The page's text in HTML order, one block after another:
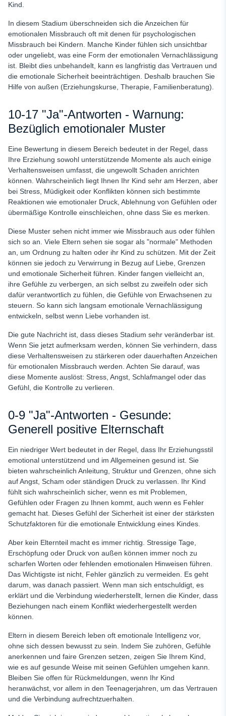
Kind.
In diesem Stadium überschneiden sich die Anzeichen für
emotionalen Missbrauch oft mit denen für psychologischen
Missbrauch bei Kindern. Manche Kinder fühlen sich unsichtbar
oder ungeliebt, was eine Form der emotionalen Vernachlässigung
ist. Bleibt dies unbehandelt, kann es langfristig das Vertrauen und
die emotionale Sicherheit beeinträchtigen. Deshalb brauchen Sie
Hilfe von außen (Erziehungskurse, Therapie, Familienberatung).
10-17 "Ja"-Antworten - Warnung:
Bezüglich emotionaler Muster
Eine Bewertung in diesem Bereich bedeutet in der Regel, dass
Ihre Erziehung sowohl unterstützende Momente als auch einige
Verhaltensweisen umfasst, die ungewollt Schaden anrichten
können. Wahrscheinlich liegt Ihnen Ihr Kind sehr am Herzen, aber
bei Stress, Müdigkeit oder Konflikten können sich bestimmte
Reaktionen wie emotionaler Druck, Ablehnung von Gefühlen oder
übermäßige Kontrolle einschleichen, ohne dass Sie es merken.
Diese Muster sehen nicht immer wie Missbrauch aus oder fühlen
sich so an. Viele Eltern sehen sie sogar als "normale" Methoden
an, um Ordnung zu halten oder ihr Kind zu schützen. Mit der Zeit
können sie jedoch zu Verwirrung in Bezug auf Liebe, Grenzen
und emotionale Sicherheit führen. Kinder fangen vielleicht an,
ihre Gefühle zu verbergen, an sich selbst zu zweifeln oder sich
dafür verantwortlich zu fühlen, die Gefühle von Erwachsenen zu
steuern. So kann sich langsam emotionale Vernachlässigung
entwickeln, selbst wenn Liebe vorhanden ist.
Die gute Nachricht ist, dass dieses Stadium sehr veränderbar ist.
Wenn Sie jetzt aufmerksam werden, können Sie verhindern, dass
diese Verhaltensweisen zu stärkeren oder dauerhaften Anzeichen
für emotionalen Missbrauch werden. Achten Sie darauf, was
diese Momente auslöst: Stress, Angst, Schlafmangel oder das
Gefühl, die Kontrolle zu verlieren.
0-9 "Ja"-Antworten - Gesunde:
Generell positive Elternschaft
Ein niedriger Wert bedeutet in der Regel, dass Ihr Erziehungsstil
emotional unterstützend und im Allgemeinen gesund ist. Sie
bieten wahrscheinlich Anleitung, Struktur und Grenzen, ohne sich
auf Angst, Scham oder ständigen Druck zu verlassen. Ihr Kind
fühlt sich wahrscheinlich sicher, wenn es mit Problemen,
Gefühlen oder Fragen zu Ihnen kommt, auch wenn es Fehler
gemacht hat. Dieses Gefühl der Sicherheit ist einer der stärksten
Schutzfaktoren für die emotionale Entwicklung eines Kindes.
Aber kein Elternteil macht es immer richtig. Stressige Tage,
Erschöpfung oder Druck von außen können immer noch zu
scharfen Worten oder fehlenden emotionalen Hinweisen führen.
Das Wichtigste ist nicht, Fehler gänzlich zu vermeiden. Es geht
darum, was danach passiert. Wenn man sich entschuldigt, es
erklärt und die Verbindung wiederherstellt, lernen die Kinder, dass
Beziehungen nach einem Konflikt wiederhergestellt werden
können.
Eltern in diesem Bereich leben oft emotionale Intelligenz vor,
ohne sich dessen bewusst zu sein. Indem Sie zuhören, Gefühle
anerkennen und faire Grenzen setzen, zeigen Sie Ihrem Kind,
wie es auf gesunde Weise mit seinen Gefühlen umgehen kann.
Bleiben Sie offen für Rückmeldungen, wenn Ihr Kind
heranwächst, vor allem in den Teenagerjahren, um das Vertrauen
und die Verbindung aufrechtzuerhalten.